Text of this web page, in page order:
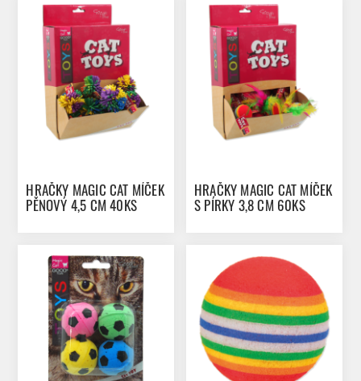
HRAČKY MAGIC CAT MÍČEK
PĚNOVÝ 4,5 CM 40KS
HRAČKY MAGIC CAT MÍČEK
S PÍRKY 3,8 CM 60KS